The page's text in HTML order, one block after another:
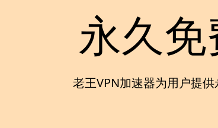
永久
老王VPN加速器为用户提供